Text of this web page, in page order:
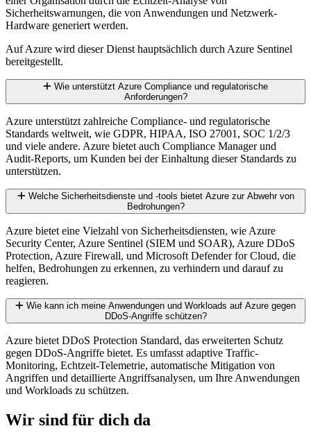
Sicherheitswarnungen, die von Anwendungen und Netzwerk-
Hardware generiert werden.
Auf Azure wird dieser Dienst hauptsächlich durch Azure Sentinel
bereitgestellt.
Wie unterstützt Azure Compliance und regulatorische
Anforderungen?
Azure unterstützt zahlreiche Compliance- und regulatorische
Standards weltweit, wie GDPR, HIPAA, ISO 27001, SOC 1/2/3
und viele andere. Azure bietet auch Compliance Manager und
Audit-Reports, um Kunden bei der Einhaltung dieser Standards zu
unterstützen.
Welche Sicherheitsdienste und -tools bietet Azure zur Abwehr von
Bedrohungen?
Azure bietet eine Vielzahl von Sicherheitsdiensten, wie Azure
Security Center, Azure Sentinel (SIEM und SOAR), Azure DDoS
Protection, Azure Firewall, und Microsoft Defender for Cloud, die
helfen, Bedrohungen zu erkennen, zu verhindern und darauf zu
reagieren.
Wie kann ich meine Anwendungen und Workloads auf Azure gegen
DDoS-Angriffe schützen?
Azure bietet DDoS Protection Standard, das erweiterten Schutz
gegen DDoS-Angriffe bietet. Es umfasst adaptive Traffic-
Monitoring, Echtzeit-Telemetrie, automatische Mitigation von
Angriffen und detaillierte Angriffsanalysen, um Ihre Anwendungen
und Workloads zu schützen.
Wir sind für dich da